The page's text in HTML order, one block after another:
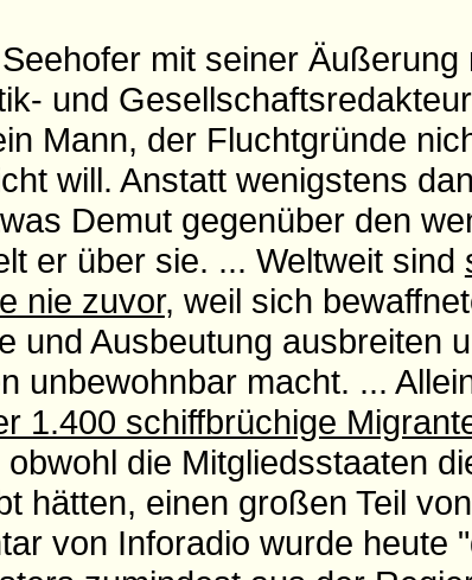
mit seiner Äußerung
und
Mann, der Fluchtgründe
will. Anstatt wenigstens
Demut gegenüber den
er über sie. ... Weltweit sind
nie zuvor, weil sich
und Ausbeutung ausbreiten
unbewohnbar macht. ...
1.400 schiffbrüchige
obwohl die Mitgliedsstaaten
hätten, einen großen Teil
von Inforadio wurde heute